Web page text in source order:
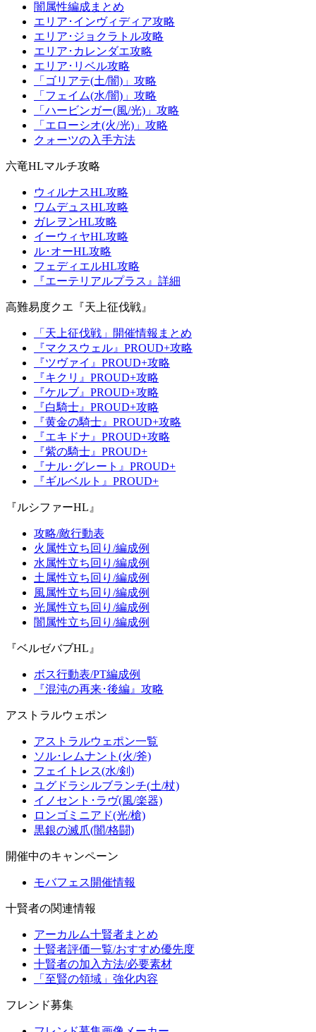
闇属性編成まとめ
エリア･インヴィディア攻略
エリア･ジョクラトル攻略
エリア･カレンダエ攻略
エリア･リベル攻略
「ゴリアテ(土/闇)」攻略
「フェイム(水/闇)」攻略
「ハービンガー(風/光)」攻略
「エローシオ(火/光)」攻略
クォーツの入手方法
六竜HLマルチ攻略
ウィルナスHL攻略
ワムデュスHL攻略
ガレヲンHL攻略
イーウィヤHL攻略
ル･オーHL攻略
フェディエルHL攻略
『エーテリアルプラス』詳細
高難易度クエ『天上征伐戦』
「天上征伐戦」開催情報まとめ
『マクスウェル』PROUD+攻略
『ツヴァイ』PROUD+攻略
『キクリ』PROUD+攻略
『ケルブ』PROUD+攻略
『白騎士』PROUD+攻略
『黄金の騎士』PROUD+攻略
『エキドナ』PROUD+攻略
『紫の騎士』PROUD+
『ナル･グレート』PROUD+
『ギルベルト』PROUD+
『ルシファーHL』
攻略/敵行動表
火属性立ち回り/編成例
水属性立ち回り/編成例
土属性立ち回り/編成例
風属性立ち回り/編成例
光属性立ち回り/編成例
闇属性立ち回り/編成例
『ベルゼバブHL』
ボス行動表/PT編成例
『混沌の再来･後編』攻略
アストラルウェポン
アストラルウェポン一覧
ソル･レムナント(火/斧)
フェイトレス(水/剣)
ユグドラシルブランチ(土/杖)
イノセント･ラヴ(風/楽器)
ロンゴミニアド(光/槍)
黒銀の滅爪(闇/格闘)
開催中のキャンペーン
モバフェス開催情報
十賢者の関連情報
アーカルム十賢者まとめ
十賢者評価一覧/おすすめ優先度
十賢者の加入方法/必要素材
「至賢の領域」強化内容
フレンド募集